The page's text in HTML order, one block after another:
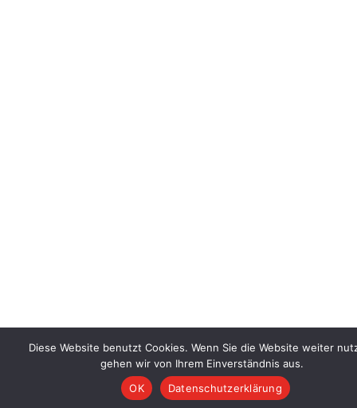
Diese Website benutzt Cookies. Wenn Sie die Website weiter
gehen wir von Ihrem Einverständnis aus.
OK
Datenschutzerklärung